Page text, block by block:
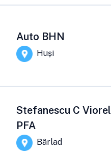
Auto BHN
Huși
Stefanescu C Viorel
PFA
Bârlad